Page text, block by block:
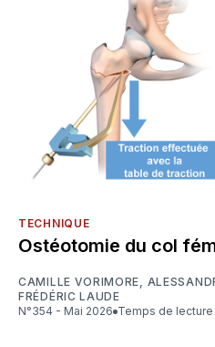
TECHNIQUE
Ostéotomie du col
CAMILLE VORIMORE,
FRÉDÉRIC LAUDE
N°354 - Mai 2026
Temps de lecture